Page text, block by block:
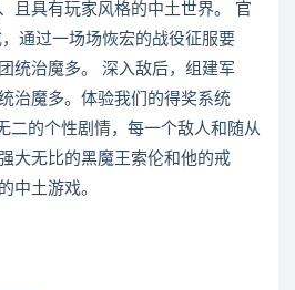
且具有玩家风格的中土世界。 官
通过一场场恢宏的战役征服要
统治魔多。 深入敌后，组建军
治魔多。体验我们的得奖系统
二的个性剧情，每一个敌人和随从
大无比的黑魔王索伦和他的戒
中土游戏。